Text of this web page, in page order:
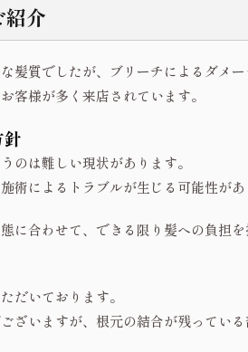
介
髪質でしたが、ブリーチによるダメ
客様が多く来店されています。
のは難しい現状があります。
術によるトラブルが生じる可能性が
に合わせて、できる限り髪への負担
だいております。
ざいますが、根元の結合が残ってい